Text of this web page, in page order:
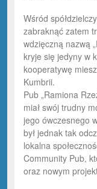
Wśród
zabraknąć zatem
wdzięczną nazwą
kryje się jedyny w
kooperatywę
Kumbrii.
Pub „Ramiona
miał swój trudny
jego ówczesnego
był jednak tak
lokalna
Community Pub,
oraz nowym